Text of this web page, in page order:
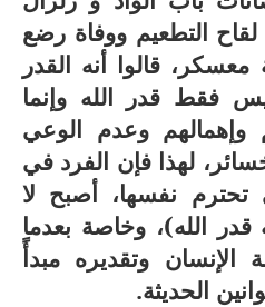
التطعيم ووفاة رضع
قالوا أنه القدر
فقط قدر الله وإنما
وعدم الوعي
لهذا فإن الفرد في
نفسها، أصبح لا
الله)،وخاصة بعدما
وتقديره مبدأً
الحديثة.